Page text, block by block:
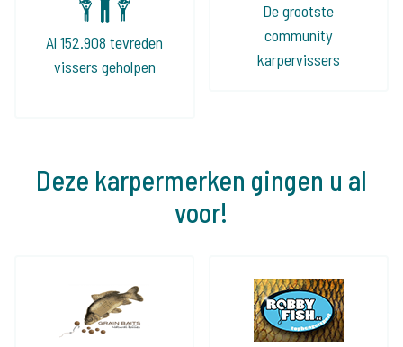
Al 152.908 tevreden
vissers geholpen
De grootste
community
karpervissers
Deze karpermerken gingen u al
voor!